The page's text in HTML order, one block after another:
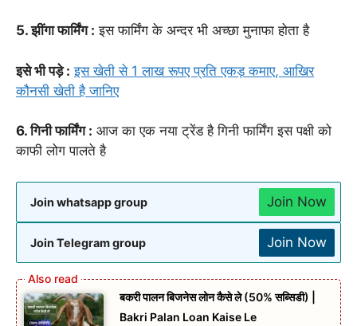
5. झींगा फार्मिंग : इस फार्मिंग के अन्दर भी अच्छा मुनाफा होता है
इसे भी पड़े : इस खेती से 1 लाख रूपए प्रति एकड़ कमाए, आखिर
कौनसी खेती है जानिए
6. गिनी फार्मिंग : आज का एक नया ट्रेंड है गिनी फार्मिंग इस पक्षी को
काफी लोग पालते है
Join whatsapp group Join Now
Join Telegram group Join Now
बकरी पालन बिजनेस लोन कैसे ले (50% सब्सिडी) |
Bakri Palan Loan Kaise Le